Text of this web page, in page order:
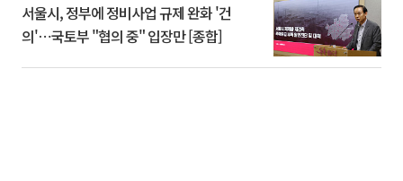
서울시, 정부에 정비사업 규제 완화 '건
의'⋯국토부 "협의 중" 입장만 [종합]